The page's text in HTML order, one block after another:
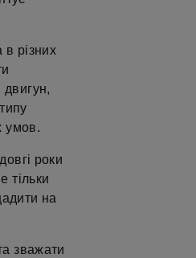
в різних
умов.
роки
тільки
на
зважати